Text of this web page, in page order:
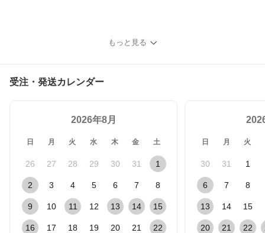
もっと見る
受注・発送カレンダー
2026年8月
日 月 火 水 木 金 土
26 27 28 29 30 31 1
2 3 4 5 6 7 8
9 10 11 12 13 14 15
16 17 18 19 20 21 22
日 月 火
30 31 1
6 7 8
13 14 15
20 21 22